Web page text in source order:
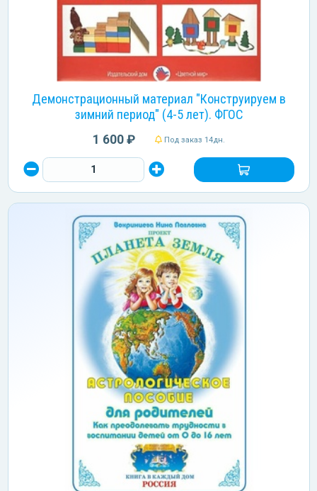
Демонстрационный материал "Конструируем в
зимний период" (4-5 лет). ФГОС
1 600 ₽ Под заказ 14дн.